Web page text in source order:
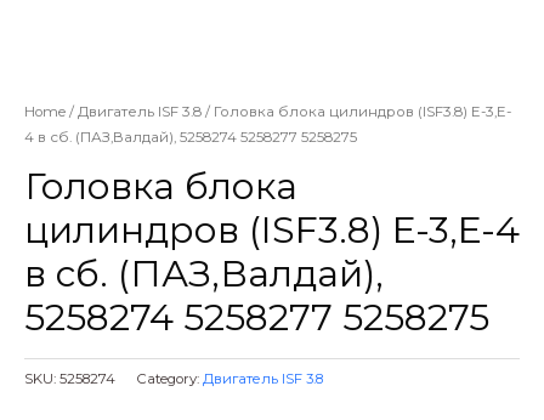
Home / Двигатель ISF 3.8 / Головка блока цилиндров (ISF3.8) E-3,E-
4 в сб. (ПАЗ,Валдай), 5258274 5258277 5258275
Головка блока
цилиндров (ISF3.8) E-3,E-4
в сб. (ПАЗ,Валдай),
5258274 5258277 5258275
SKU: 5258274 Category: Двигатель ISF 3.8